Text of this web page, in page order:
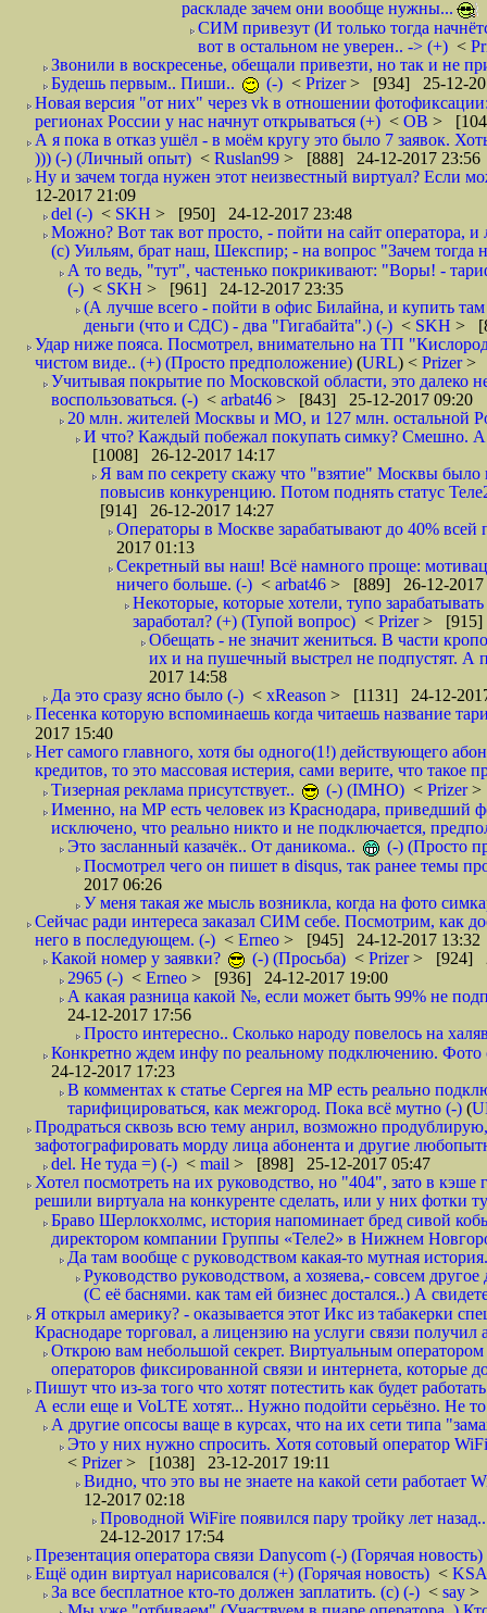
раскладе зачем они вообще нужны...
СИМ привезут (И только тогда
вот в остальном не уверен.. -> (+) <
Звонили в воскресенье, обещали привезти, но так и не
Будешь первым.. Пиши..
(-) < Prizer> [934] 25-12-
Новая версия "от них" через vk в отношении
регионах России у нас начнут открываться (+) < ОВ >
А я пока в отказ ушёл - в моём кругу это было 7 заявок.
))) (-) (Личный опыт) < Ruslan99 > [888] 24-12-2017 23:56
Ну и зачем тогда нужен этот неизвестный виртуал? Если
12-2017 21:09
del (-) < SKH > [950] 24-12-2017 23:48
Можно? Вот так вот просто, - пойти на сайт оператора,
(с) Уильям, брат наш, Шекспир; - на вопрос "Зачем тогда
А то ведь, "тут", частенько покрикивают: "Воры! -
(-) < SKH > [961] 24-12-2017 23:35
(А лучше всего - пойти в офис Билайна, и купить
деньги (что и СДС) - два "Гигабайта".) (-) < SKH >
Удар ниже пояса. Посмотрел, внимательно на ТП
чистом виде.. (+) (Просто предположение) (URL) < Prizer>
Учитывая покрытие по Московской области, это далеко
воспользоваться. (-) < arbat46 > [843] 25-12-2017 09:20
20 млн. жителей Москвы и МО, и 127 млн. остальной
И что? Каждый побежал покупать симку? Смешно. А
[1008] 26-12-2017 14:17
Я вам по секрету скажу что "взятие" Москвы
повысив конкуренцию. Потом поднять статус
[914] 26-12-2017 14:27
Операторы в Москве зарабатывают до 40% всей
2017 01:13
Секретный вы наш! Всё намного проще:
ничего больше. (-) < arbat46 > [889] 26-12-2017
Некоторые, которые хотели, тупо
заработал? (+) (Тупой вопрос) < Prizer> [915]
Обещать - не значит жениться. В части
их и на пушечный выстрел не подпустят. А
2017 14:58
Да это сразу ясно было (-) < xReason > [1131] 24-12-
Песенка которую вспоминаешь когда читаешь название
2017 15:40
Нет самого главного, хотя бы одного(1!) действующего
кредитов, то это массовая истерия, сами верите, что такое
Тизерная реклама присутствует..
(-) (IMHO) < Prizer>
Именно, на МР есть человек из Краснодара, приведший
исключено, что реально никто и не подключается,
Это засланный казачёк.. От даникома..
(-) (Просто
Посмотрел чего он пишет в disqus, так ранее темы
2017 06:26
У меня такая же мысль возникла, когда на фото
Сейчас ради интереса заказал СИМ себе. Посмотрим, как
него в последующем. (-) < Erneo > [945] 24-12-2017 13:32
Какой номер у заявки?
(-) (Просьба) < Prizer> [924]
2965 (-) < Erneo > [936] 24-12-2017 19:00
А какая разница какой №, если может быть 99% не
24-12-2017 17:56
Просто интересно.. Сколько народу повелось на
Конкретно ждем инфу по реальному подключению. Фото
24-12-2017 17:23
В комментах к статье Сергея на МР есть реально
тарифицироваться, как межгород. Пока всё мутно (-) (
Продраться сквозь всю тему анрил, возможно
зафотографировать морду лица абонента и другие
del. Не туда =) (-) < mail > [898] 25-12-2017 05:47
Хотел посмотреть на их руководство, но "404", зато в
решили виртуала на конкуренте сделать, или у них фотки
Браво Шерлокхолмс, история напоминает бред сивой
директором компании Группы «Теле2» в Нижнем
Да там вообще с руководством какая-то мутная
Руководство руководством, а хозяева,- совсем
(С её баснями. как там ей бизнес достался..) А
Я открыл америку? - оказывается этот Икс из табакерки
Краснодаре торговал, а лицензию на услуги связи получил
Открою вам небольшой секрет. Виртуальным оператором
операторов фиксированной связи и интернета, которые
Пишут что из-за того что хотят потестить как будет
А если еще и VoLTE хотят... Нужно подойти серьёзно. Не
А другие опсосы ваще в курсах, что на их сети типа
Это у них нужно спросить. Хотя сотовый оператор
< Prizer> [1038] 23-12-2017 19:11
Видно, что это вы не знаете на какой сети
12-2017 02:18
Проводной WiFire появился пару тройку лет
24-12-2017 17:54
Презентация оператора связи Danycom (-) (Горячая новость)
Ещё один виртуал нарисовался (+) (Горячая новость) <
За все бесплатное кто-то должен заплатить. (с) (-) < say >